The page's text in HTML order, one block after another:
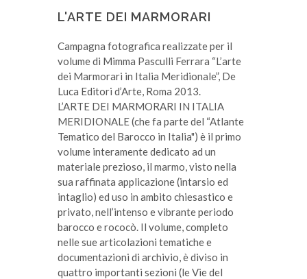
L'ARTE DEI MARMORARI
Campagna fotografica realizzate per il
volume di Mimma Pasculli Ferrara “L’arte
dei Marmorari in Italia Meridionale”, De
Luca Editori d’Arte, Roma 2013.
L’ARTE DEI MARMORARI IN ITALIA
MERIDIONALE (che fa parte del “Atlante
Tematico del Barocco in Italia") è il primo
volume interamente dedicato ad un
materiale prezioso, il marmo, visto nella
sua raffinata applicazione (intarsio ed
intaglio) ed uso in ambito chiesastico e
privato, nell’intenso e vibrante periodo
barocco e rococò. Il volume, completo
nelle sue articolazioni tematiche e
documentazioni di archivio, è diviso in
quattro importanti sezioni (le Vie del